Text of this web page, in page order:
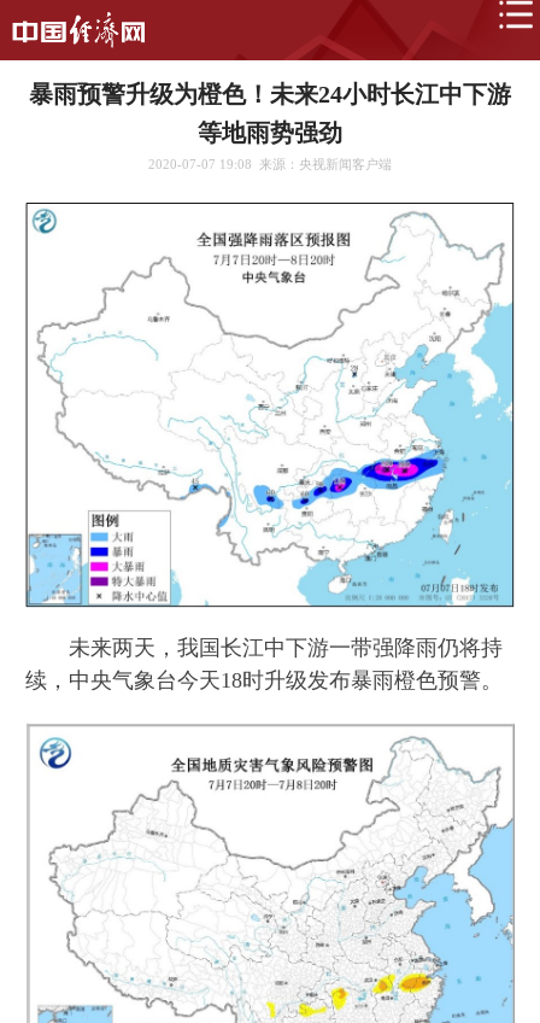
暴雨预警升级为橙色！未来24小时长江中下游
等地雨势强劲
2020-07-07 19:08 来源：央视新闻客户端
未来两天，我国长江中下游一带强降雨仍将持
续，中央气象台今天18时升级发布暴雨橙色预警。